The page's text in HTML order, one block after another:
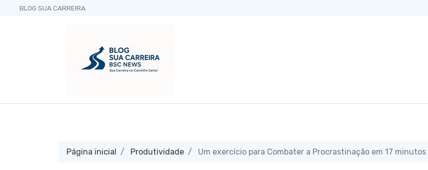
BLOG SUA CARREIRA
Página inicial Produtividade Um exercício para Combater a Procrastinação em 17 minutos